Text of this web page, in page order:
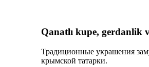
Qanatlı kuре, gerdanlik
Традиционные украшения
крымской татарки.